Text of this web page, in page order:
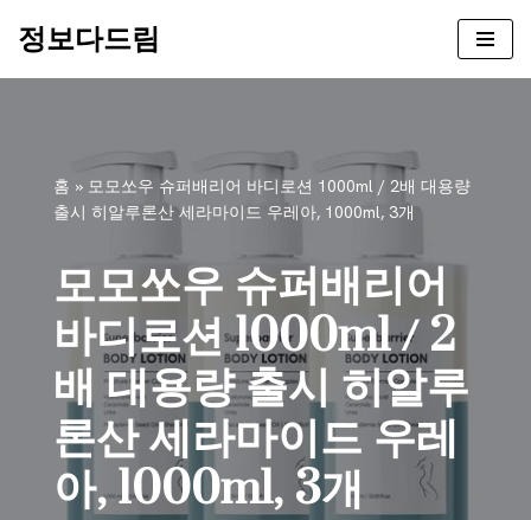
정보다드림
홈 » 모모쏘우 슈퍼배리어 바디로션 1000ml / 2배 대용량
출시 히알루론산 세라마이드 우레아, 1000ml, 3개
모모쏘우 슈퍼배리어
바디로션 1000ml / 2
배 대용량 출시 히알루
론산 세라마이드 우레
아, 1000ml, 3개